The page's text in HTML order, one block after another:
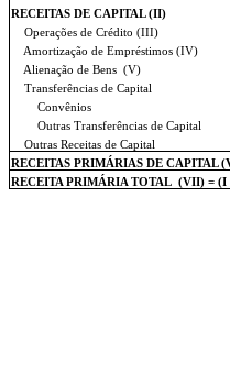
RECEITAS DE CAPITAL (II)
Operações de Crédito (III)
Amortização de Empréstimos (IV)
Alienação de Bens (V)
Transferências de Capital
Convênios
Outras Transferências de Capital
Outras Receitas de Capital
RECEITAS PRIMÁRIAS DE CAPITAL
RECEITA PRIMÁRIA TOTAL (VII) = (I